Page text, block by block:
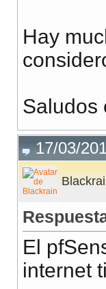
Hay
Saludos
17/03/
El
internet